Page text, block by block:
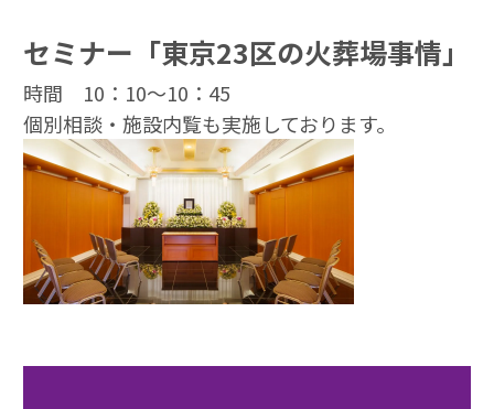
セミナー「東京23区の火葬場事情」
時間 10：10～10：45
個別相談・施設内覧も実施しております。